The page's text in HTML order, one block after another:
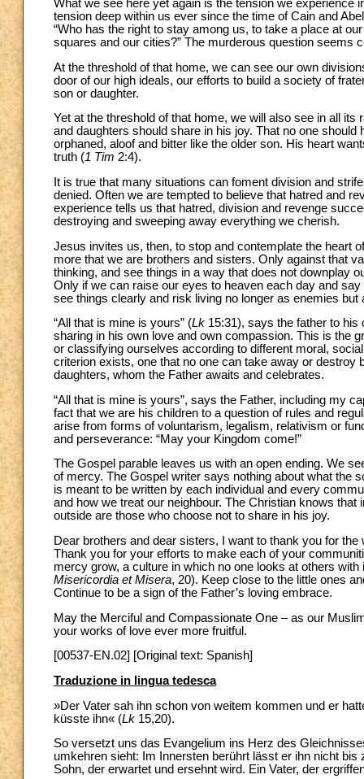
What we see here yet again is the tension we experience
tension deep within us ever since the time of Cain and
“Who has the right to stay among us, to take a place at
squares and our cities?” The murderous question seems
At the threshold of that home, we can see our own
door of our high ideals, our efforts to build a society of
son or daughter.
Yet at the threshold of that home, we will also see in all
and daughters should share in his joy. That no one
orphaned, aloof and bitter like the older son. His heart
truth (1 Tim 2:4).
It is true that many situations can foment division and
denied. Often we are tempted to believe that hatred and
experience tells us that hatred, division and revenge
destroying and sweeping away everything we cherish.
Jesus invites us, then, to stop and contemplate the heart
more that we are brothers and sisters. Only against that
thinking, and see things in a way that does not downplay
Only if we can raise our eyes to heaven each day and
see things clearly and risk living no longer as enemies
“All that is mine is yours” (Lk 15:31), says the father to
sharing in his own love and own compassion. This is the
or classifying ourselves according to different moral,
criterion exists, one that no one can take away or destroy
daughters, whom the Father awaits and celebrates.
“All that is mine is yours”, says the Father, including my
fact that we are his children to a question of rules and
arise from forms of voluntarism, legalism, relativism or
and perseverance: “May your Kingdom come!”
The Gospel parable leaves us with an open ending. We
of mercy. The Gospel writer says nothing about what the
is meant to be written by each individual and every
and how we treat our neighbour. The Christian knows
outside are those who choose not to share in his joy.
Dear brothers and dear sisters, I want to thank you for
Thank you for your efforts to make each of your
mercy grow, a culture in which no one looks at others
Misericordia et Misera, 20). Keep close to the little ones
Continue to be a sign of the Father’s loving embrace.
May the Merciful and Compassionate One – as our
your works of love ever more fruitful.
[00537-EN.02] [Original text: Spanish]
Traduzione in lingua tedesca
»Der Vater sah ihn schon von weitem kommen und er
küsste ihn« (Lk 15,20).
So versetzt uns das Evangelium ins Herz des
umkehren sieht: Im Innersten berührt lässt er ihn nicht
Sohn, der erwartet und ersehnt wird. Ein Vater, der